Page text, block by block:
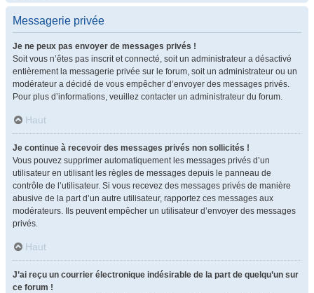
Messagerie privée
Je ne peux pas envoyer de messages privés !
Soit vous n’êtes pas inscrit et connecté, soit un administrateur a désactivé
entièrement la messagerie privée sur le forum, soit un administrateur ou un
modérateur a décidé de vous empêcher d’envoyer des messages privés.
Pour plus d’informations, veuillez contacter un administrateur du forum.
Haut
Je continue à recevoir des messages privés non sollicités !
Vous pouvez supprimer automatiquement les messages privés d’un
utilisateur en utilisant les règles de messages depuis le panneau de
contrôle de l’utilisateur. Si vous recevez des messages privés de manière
abusive de la part d’un autre utilisateur, rapportez ces messages aux
modérateurs. Ils peuvent empêcher un utilisateur d’envoyer des messages
privés.
Haut
J’ai reçu un courrier électronique indésirable de la part de quelqu’un sur
ce forum !